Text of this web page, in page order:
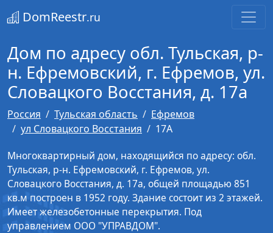
DomReestr.ru
Дом по адресу обл. Тульская, р-
н. Ефремовский, г. Ефремов, ул.
Словацкого Восстания, д. 17а
Россия Тульская область
Ефремов
ул Словацкого Восстания
17А
Многоквартирный дом, находящийся по адресу: обл.
Тульская, р-н. Ефремовский, г. Ефремов, ул.
Словацкого Восстания, д. 17а, общей площадью 851
кв.м построен в 1952 году. Здание состоит из 2 этажей.
Имеет железобетонные перекрытия. Под
управлением ООО "УПРАВДОМ".